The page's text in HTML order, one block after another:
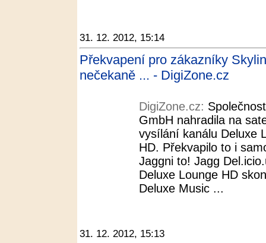
31. 12. 2012, 15:14
Překvapení pro zákazníky
nečekaně ... - DigiZone.cz
DigiZone.cz:
GmbH nahradila na
vysílání kanálu Deluxe
HD. Překvapilo to i
Jaggni to! Jagg
Deluxe Lounge HD
Deluxe Music ...
31. 12. 2012, 15:13